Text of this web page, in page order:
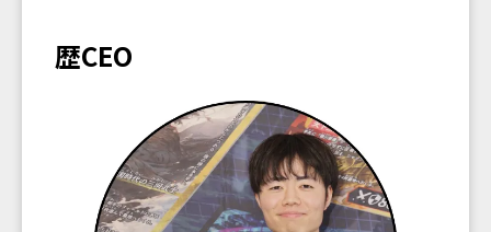
歴CEO